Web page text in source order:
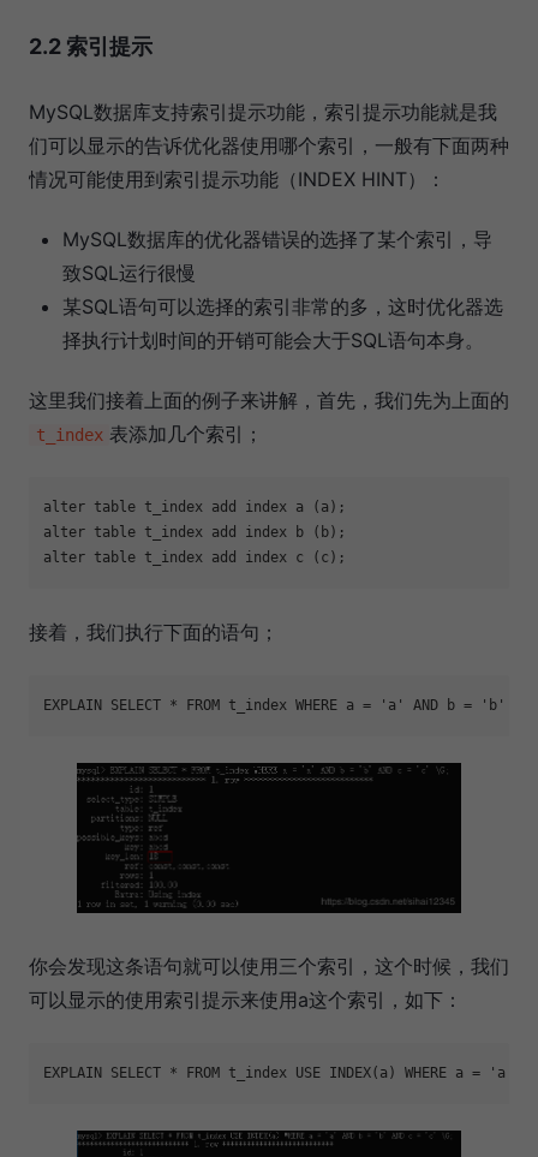
2.2 索引提示
MySQL数据库支持索引提示功能，索引提示功能就是我
们可以显示的告诉优化器使用哪个索引，一般有下面两种
情况可能使用到索引提示功能（INDEX HINT）：
MySQL数据库的优化器错误的选择了某个索引，导
致SQL运行很慢
某SQL语句可以选择的索引非常的多，这时优化器选
择执行计划时间的开销可能会大于SQL语句本身。
这里我们接着上面的例子来讲解，首先，我们先为上面的
t_index 表添加几个索引；
alter table t_index add index a (a);
alter table t_index add index b (b);
接着，我们执行下面的语句；
EXPLAIN SELECT * FROM t_index WHERE a = 'a' AND b = 'b'
你会发现这条语句就可以使用三个索引，这个时候，我们
可以显示的使用索引提示来使用a这个索引，如下：
EXPLAIN SELECT * FROM t_index USE INDEX(a) WHERE a = 'a'